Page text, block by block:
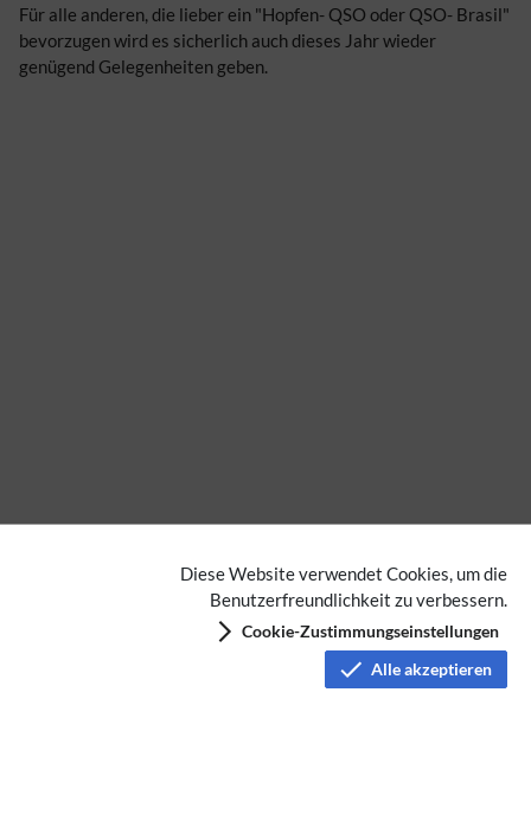
Diese Website verwendet Cookies, um die
Benutzerfreundlichkeit zu verbessern.
Cookie-Zustimmungseinstellungen
Alle akzeptieren
Für alle anderen, die lieber ein "Hopfen- QSO oder QSO- Brasil"
bevorzugen wird es sicherlich auch dieses Jahr wieder
genügend Gelegenheiten geben.